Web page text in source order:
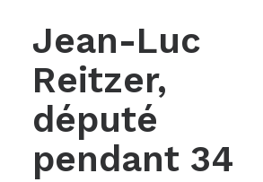
Jean-Luc
Reitzer,
député
pendant 34